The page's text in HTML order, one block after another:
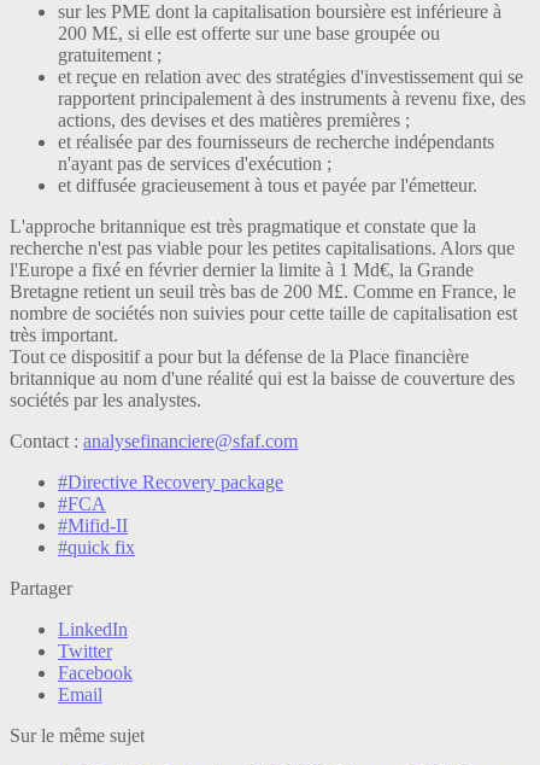
sur les PME dont la capitalisation boursière est inférieure à
200 M£, si elle est offerte sur une base groupée ou
gratuitement ;
et reçue en relation avec des stratégies d'investissement qui se
rapportent principalement à des instruments à revenu fixe, des
actions, des devises et des matières premières ;
et réalisée par des fournisseurs de recherche indépendants
n'ayant pas de services d'exécution ;
et diffusée gracieusement à tous et payée par l'émetteur.
L'approche britannique est très pragmatique et constate que la
recherche n'est pas viable pour les petites capitalisations. Alors que
l'Europe a fixé en février dernier la limite à 1 Md€, la Grande
Bretagne retient un seuil très bas de 200 M£. Comme en France, le
nombre de sociétés non suivies pour cette taille de capitalisation est
très important.
Tout ce dispositif a pour but la défense de la Place financière
britannique au nom d'une réalité qui est la baisse de couverture des
sociétés par les analystes.
Contact : analysefinanciere@sfaf.com
#Directive Recovery package
#FCA
#Mifid-II
#quick fix
Partager
LinkedIn
Twitter
Facebook
Email
Sur le même sujet